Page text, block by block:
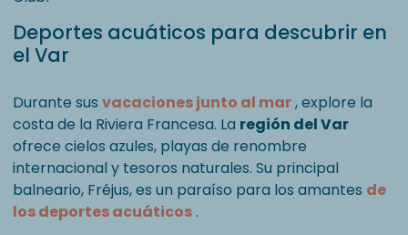
Deportes acuáticos para descubrir en
el Var
Durante sus vacaciones junto al mar, explore la
costa de la Riviera Francesa. La región del Var
ofrece cielos azules, playas de renombre
internacional y tesoros naturales. Su principal
balneario, Fréjus, es un paraíso para los amantes de
los deportes acuáticos.